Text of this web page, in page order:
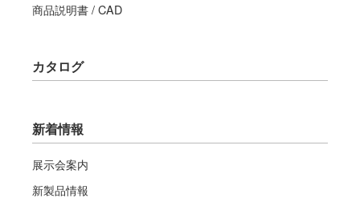
商品説明書 / CAD
カタログ
新着情報
展示会案内
新製品情報